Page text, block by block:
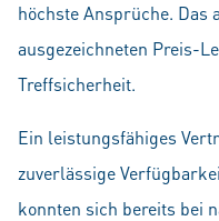
höchste Ansprüche.
ausgezeichneten Preis-
Treffsicherheit.
Ein leistungsfähiges
zuverlässige
konnten sich bereits bei